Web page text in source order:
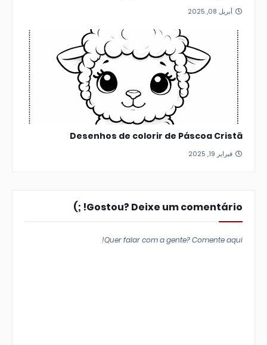
أبريل 08, 2025
Desenhos de colorir de Páscoa Cristã
فبراير 19, 2025
Gostou? Deixe um comentário! ;)
Quer falar com a gente? Comente aqui!